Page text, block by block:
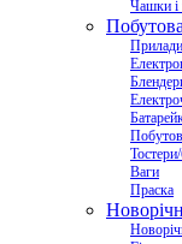
Чашки
Ваги
Праска